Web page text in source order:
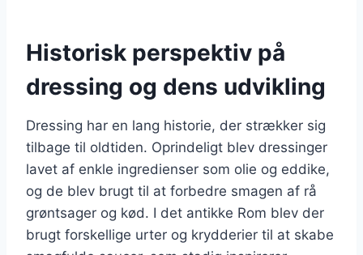
Historisk perspektiv på
dressing og dens udvikling
Dressing har en lang historie, der strækker sig
tilbage til oldtiden. Oprindeligt blev dressinger
lavet af enkle ingredienser som olie og eddike,
og de blev brugt til at forbedre smagen af rå
grøntsager og kød. I det antikke Rom blev der
brugt forskellige urter og krydderier til at skabe